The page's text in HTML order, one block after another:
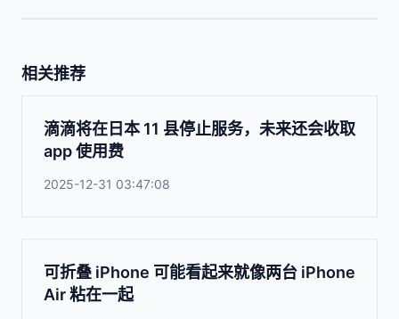
相关推荐
滴滴将在日本 11 县停止服务，未来还会收取
app 使用费
2025-12-31 03:47:08
可折叠 iPhone 可能看起来就像两台 iPhone
Air 粘在一起